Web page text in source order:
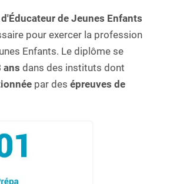
de Jeunes Enfants
pour exercer la profession
Enfants. Le diplôme se
ans dans des instituts dont
par desépreuves de